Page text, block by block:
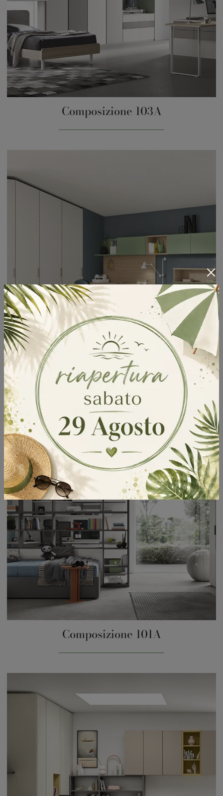
Composizione 103A
Composizione 102A
Composizione 101A